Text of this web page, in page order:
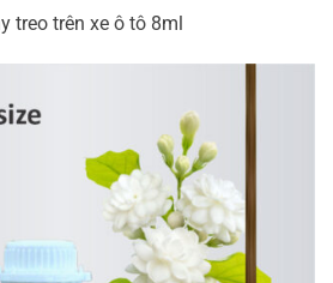
treo trên xe ô tô 8ml